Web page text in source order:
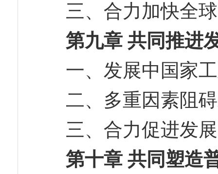
三、合力加快全
第九章 共同推进
一、发展中国家
二、多重因素阻
三、合力促进发
第十章 共同塑造